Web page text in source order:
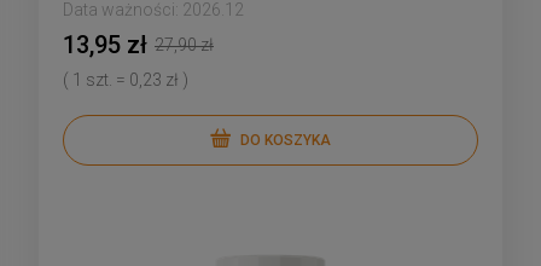
Data ważności: 2026.12
13,95 zł 27,90 zł
( 1 szt. = 0,23 zł )
DO KOSZYKA